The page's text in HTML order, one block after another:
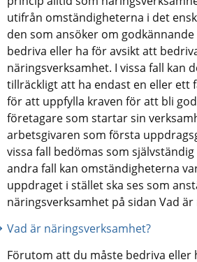
utifrån omständigheterna i det
den som ansöker om godkännande
bedriva eller ha för avsikt att
näringsverksamhet. I vissa fall kan
tillräckligt att ha endast en eller ett
för att uppfylla kraven för att bli
företagare som startar sin
arbetsgivaren som första
vissa fall bedömas som
andra fall kan omständigheterna
uppdraget i stället ska ses som
näringsverksamhet på sidan Vad
Vad är näringsverksamhet?
Förutom att du måste bedriva eller